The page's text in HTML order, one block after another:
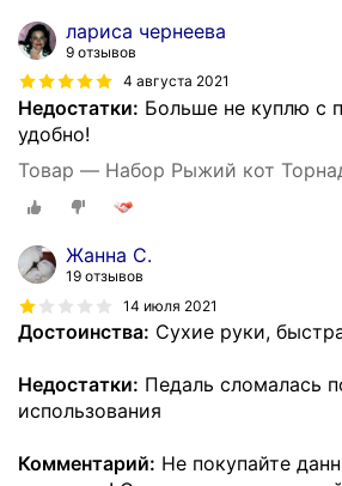
лариса чернеева
9 отзывов
4 августа 2021
Недостатки: Больше не куплю с
удобно!
Товар — Набор Рыжий кот
Жанна С.
19 отзывов
14 июля 2021
Достоинства: Сухие руки,
Недостатки: Педаль сломалась
использования
Комментарий: Не покупайте